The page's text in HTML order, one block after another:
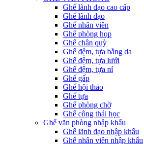
Ghế lãnh đạo cao cấp
Ghế lãnh đạo
Ghế nhân viên
Ghế phòng họp
Ghế chân quỳ
Ghế đệm, tựa bằng da
Ghế đệm, tựa lưới
Ghế đệm, tựa nỉ
Ghế gấp
Ghế hội thảo
Ghế tựa
Ghế phòng chờ
Ghế công thái học
Ghế văn phòng nhập khẩu
Ghế lãnh đạo nhập khẩu
Ghế nhân viên nhập khẩu